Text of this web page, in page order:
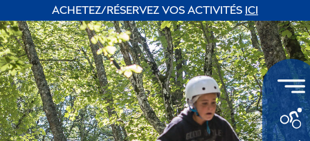
ACHETEZ/RÉSERVEZ VOS ACTIVITÉS ICI